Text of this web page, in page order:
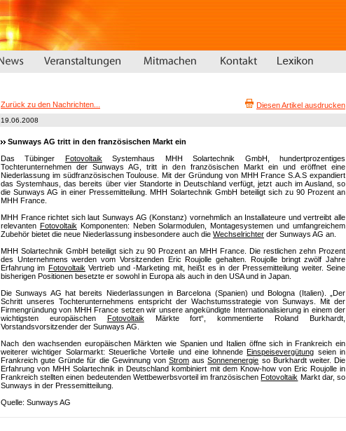
Zurück zu den Nachrichten... Diesen Artikel ausdrucken
19.06.2008
Sunways AG tritt in den französischen Markt ein
Das Tübinger Fotovoltaik Systemhaus MHH Solartechnik GmbH, hundertprozentiges
Tochterunternehmen der Sunways AG, tritt in den französischen Markt ein und eröffnet eine
Niederlassung im südfranzösischen Toulouse. Mit der Gründung von MHH France S.A.S expandiert
das Systemhaus, das bereits über vier Standorte in Deutschland verfügt, jetzt auch im Ausland, so
die Sunways AG in einer Pressemitteilung. MHH Solartechnik GmbH beteiligt sich zu 90 Prozent an
MHH France.
MHH France richtet sich laut Sunways AG (Konstanz) vornehmlich an Installateure und vertreibt alle
relevanten Fotovoltaik Komponenten: Neben Solarmodulen, Montagesystemen und umfangreichem
Zubehör bietet die neue Niederlassung insbesondere auch die Wechselrichter der Sunways AG an.
MHH Solartechnik GmbH beteiligt sich zu 90 Prozent an MHH France. Die restlichen zehn Prozent
des Unternehmens werden vom Vorsitzenden Eric Roujolle gehalten. Roujolle bringt zwölf Jahre
Erfahrung im Fotovoltaik Vertrieb und -Marketing mit, heißt es in der Pressemitteilung weiter. Seine
bisherigen Positionen besetzte er sowohl in Europa als auch in den USA und in Japan.
Die Sunways AG hat bereits Niederlassungen in Barcelona (Spanien) und Bologna (Italien). „Der
Schritt unseres Tochterunternehmens entspricht der Wachstumsstrategie von Sunways. Mit der
Firmengründung von MHH France setzen wir unsere angekündigte Internationalisierung in einem der
wichtigsten europäischen Fotovoltaik Märkte fort“, kommentierte Roland Burkhardt,
Vorstandsvorsitzender der Sunways AG.
Nach den wachsenden europäischen Märkten wie Spanien und Italien öffne sich in Frankreich ein
weiterer wichtiger Solarmarkt: Steuerliche Vorteile und eine lohnendeEinspeisevergütung seien in
Frankreich gute Gründe für die Gewinnung vonStrom ausSonnenenergie so Burkhardt weiter. Die
Erfahrung von MHH Solartechnik in Deutschland kombiniert mit dem Know-how von Eric Roujolle in
Frankreich stellten einen bedeutenden Wettbewerbsvorteil im französischenFotovoltaik Markt dar, so
Sunways in der Pressemitteilung.
Quelle: Sunways AG